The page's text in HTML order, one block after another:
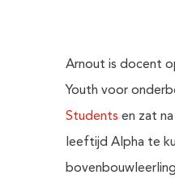
Arnout is docent
Youth voor
Students en zat
leeftijd Alpha te